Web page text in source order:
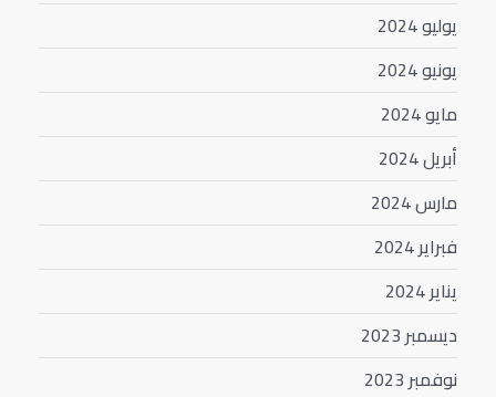
يوليو 2024
يونيو 2024
مايو 2024
أبريل 2024
مارس 2024
فبراير 2024
يناير 2024
ديسمبر 2023
نوفمبر 2023